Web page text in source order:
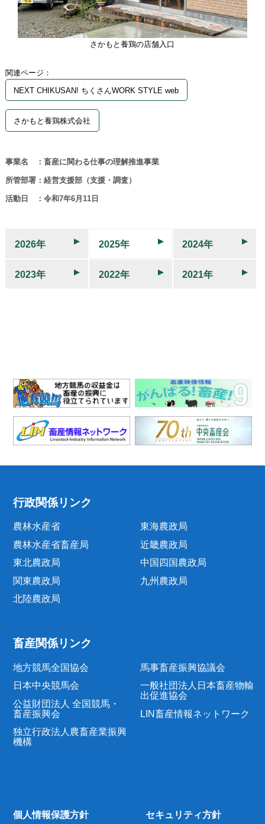
さかもと養鶏の店舗入口
関連ページ：
NEXT CHIKUSAN! ちくさんWORK STYLE web
さかもと養鶏株式会社
事業名 ：畜産に関わる仕事の理解推進事業
所管部署：経営支援部（支援・調査）
活動日 ：令和7年6月11日
2026年 2025年 2024年
2023年 2022年 2021年
行政関係リンク
農林水産省
農林水産省畜産局
東北農政局
関東農政局
北陸農政局
東海農政局
近畿農政局
中国四国農政局
九州農政局
畜産関係リンク
地方競馬全国協会
日本中央競馬会
公益財団法人 全国競馬・
畜産振興会
独立行政法人農畜産業振興
機構
馬事畜産振興協議会
一般社団法人日本畜産物輸
出促進協会
LIN畜産情報ネットワーク
個人情報保護方針 セキュリティ方針